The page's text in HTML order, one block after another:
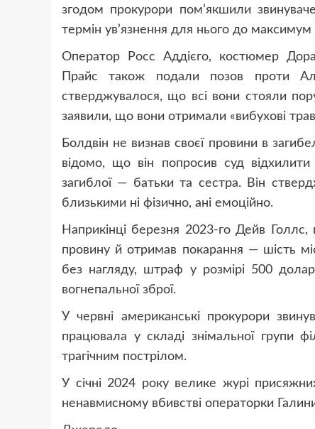
згодом прокурори пом’якшили
термін ув’язнення для нього до максимум
Оператор Росс Аддієго, костюмер
Прайс також подали позов проти
стверджувалося, що всі вони стояли
заявили, що вони отримали «вибухові
Болдвін не визнав своєї провини в
відомо, що він попросив суд відхилити
загиблої — батьки та сестра. Він
близькими ні фізично, ані емоційно.
Наприкінці березня 2023-го Дейв
провину й отримав покарання — шість
без нагляду, штраф у розмірі 500
вогнепальної зброї.
У червні американські прокурори
працювала у складі знімальної групи
трагічним пострілом.
У січні 2024 року велике журі
ненавмисному вбивстві операторки